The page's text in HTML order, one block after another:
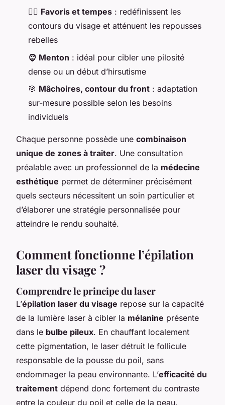
👱‍♀️ Favoris et tempes : redéfinissent les
contours du visage et atténuent les repousses
rebelles
🧔 Menton : idéal pour cibler une pilosité
dense ou un début d’hirsutisme
🎯 Mâchoires, contour du front : adaptation
sur-mesure possible selon les besoins
individuels
Chaque personne possède une combinaison
unique de zones à traiter. Une consultation
préalable avec un professionnel de la médecine
esthétique permet de déterminer précisément
quels secteurs nécessitent un soin particulier et
d’élaborer une stratégie personnalisée pour
atteindre le rendu souhaité.
Comment fonctionne l’épilation
laser du visage ?
Comprendre le principe du laser
L’épilation laser du visage repose sur la capacité
de la lumière laser à cibler la mélanine présente
dans le bulbe pileux. En chauffant localement
cette pigmentation, le laser détruit le follicule
responsable de la pousse du poil, sans
endommager la peau environnante. L’efficacité du
traitement dépend donc fortement du contraste
entre la couleur du poil et celle de la peau.